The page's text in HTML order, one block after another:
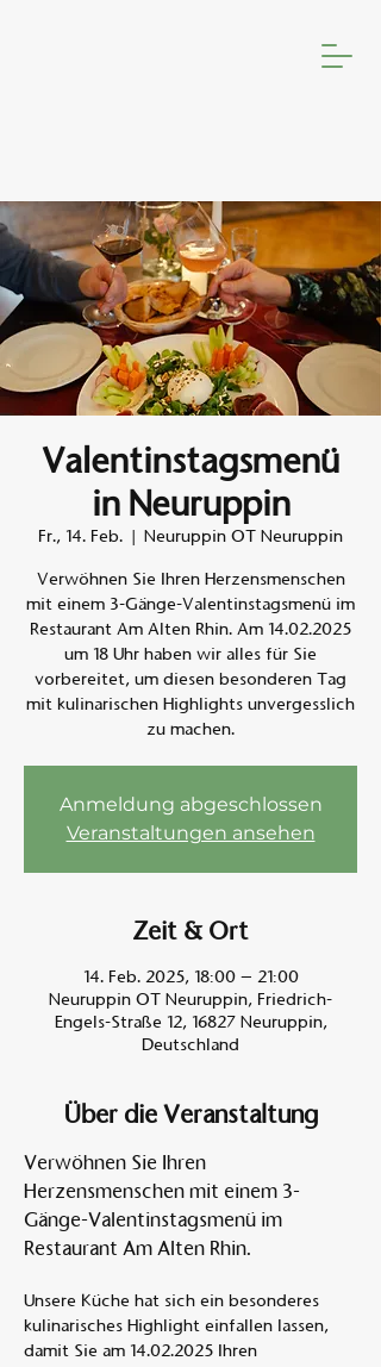
Valentinstagsmenü
in Neuruppin
Fr., 14. Feb.
  |
Neuruppin OT Neuruppin
Verwöhnen Sie Ihren Herzensmenschen
mit einem 3-Gänge-Valentinstagsmenü im
Restaurant Am Alten Rhin. Am 14.02.2025
um 18 Uhr haben wir alles für Sie
vorbereitet, um diesen besonderen Tag
mit kulinarischen Highlights unvergesslich
zu machen.
Anmeldung abgeschlossen
Veranstaltungen ansehen
Zeit & Ort
14. Feb. 2025, 18:00 – 21:00
Neuruppin OT Neuruppin, Friedrich-
Engels-Straße 12, 16827 Neuruppin,
Deutschland
Über die Veranstaltung
Verwöhnen Sie Ihren
Herzensmenschen mit einem 3-
Gänge-Valentinstagsmenü im
Restaurant Am Alten Rhin.
Unsere Küche hat sich ein besonderes
kulinarisches Highlight einfallen lassen,
damit Sie am 14.02.2025 Ihren